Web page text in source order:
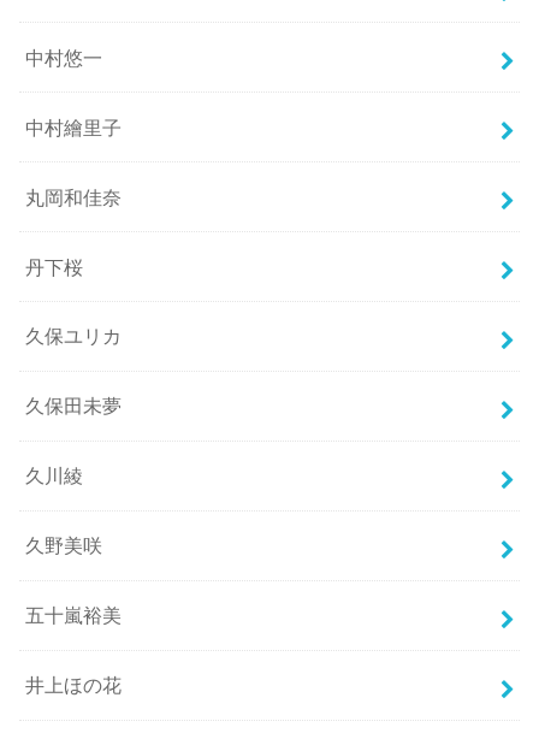
中村悠一
中村繪里子
丸岡和佳奈
丹下桜
久保ユリカ
久保田未夢
久川綾
久野美咲
五十嵐裕美
井上ほの花